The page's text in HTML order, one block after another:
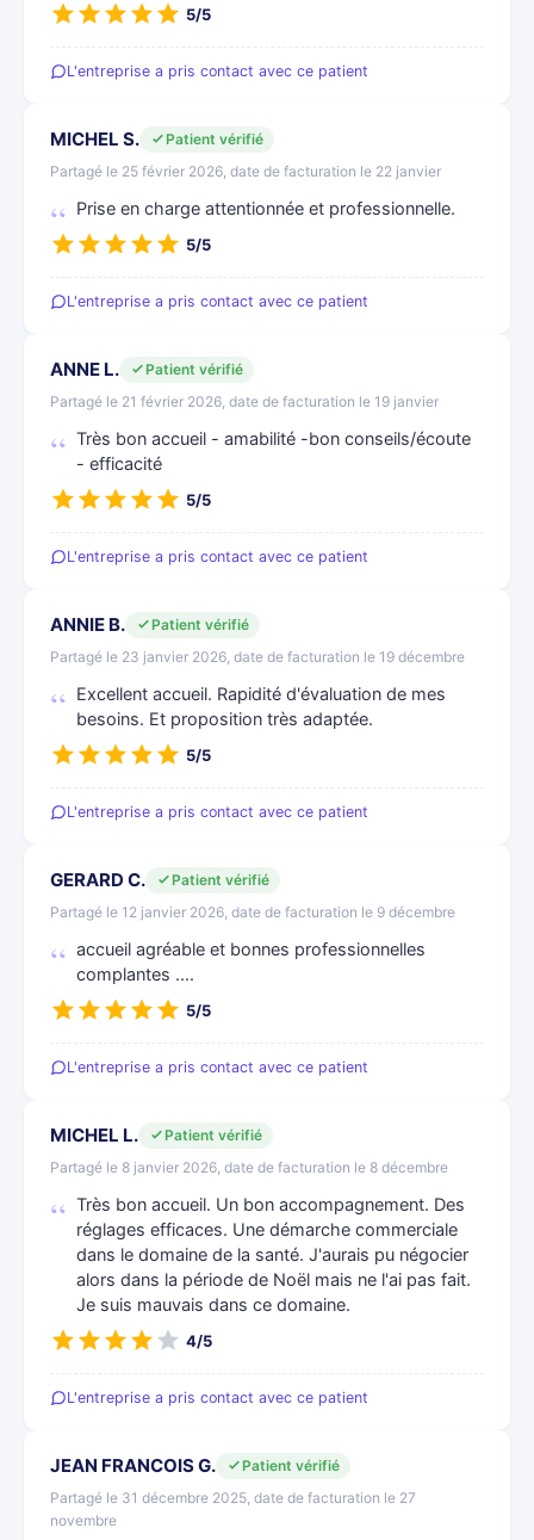
5/5
L'entreprise a pris contact avec ce patient
MICHEL S.
Patient vérifié
Partagé le 25 février 2026, date de facturation le 22 janvier
Prise en charge attentionnée et professionnelle.
5/5
L'entreprise a pris contact avec ce patient
ANNE L.
Patient vérifié
Partagé le 21 février 2026, date de facturation le 19 janvier
Très bon accueil - amabilité -bon conseils/écoute
- efficacité
5/5
L'entreprise a pris contact avec ce patient
ANNIE B.
Patient vérifié
Partagé le 23 janvier 2026, date de facturation le 19 décembre
Excellent accueil. Rapidité d'évaluation de mes
besoins. Et proposition très adaptée.
5/5
L'entreprise a pris contact avec ce patient
GERARD C.
Patient vérifié
Partagé le 12 janvier 2026, date de facturation le 9 décembre
accueil agréable et bonnes professionnelles
complantes ....
5/5
L'entreprise a pris contact avec ce patient
MICHEL L.
Patient vérifié
Partagé le 8 janvier 2026, date de facturation le 8 décembre
Très bon accueil. Un bon accompagnement. Des
réglages efficaces. Une démarche commerciale
dans le domaine de la santé. J'aurais pu négocier
alors dans la période de Noël mais ne l'ai pas fait.
Je suis mauvais dans ce domaine.
4/5
L'entreprise a pris contact avec ce patient
JEAN FRANCOIS G.
Patient vérifié
Partagé le 31 décembre 2025, date de facturation le 27
novembre